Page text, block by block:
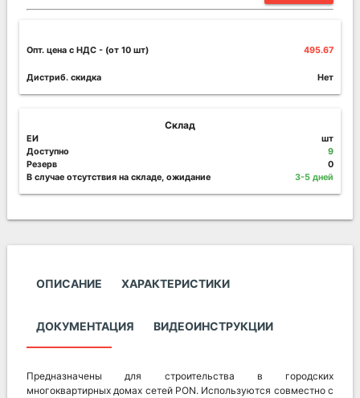
Опт. цена c НДС - (от 10 шт) 495.67
Дистриб. скидка Нет
Склад
ЕИ
шт
Доступно
9
Резерв
0
В случае отсутствия на складе, ожидание
3-5 дней
ОПИСАНИЕ ХАРАКТЕРИСТИКИ
ДОКУМЕНТАЦИЯ ВИДЕОИНСТРУКЦИИ
Предназначены для строительства в городских
многоквартирных домах сетей PON. Используются совместно с